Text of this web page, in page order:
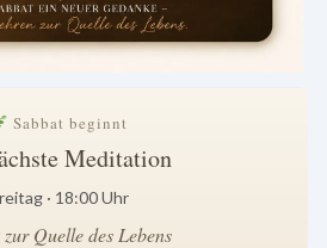
Sabbat beginnt
Meditation
· 18:00 Uhr
Quelle des Lebens